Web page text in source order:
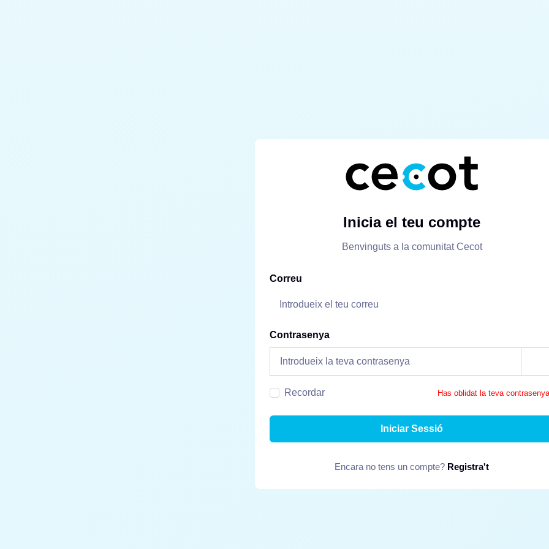
Inicia el teu compte
Benvinguts a la comunitat Cecot
Correu
Contrasenya
Recordar Has oblidat la teva
Iniciar Sessió
Encara no tens un compte? Registra't